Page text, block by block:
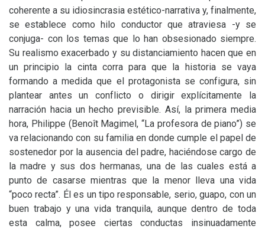
coherente a su idiosincrasia estético-narrativa y, finalmente,
se establece como hilo conductor que atraviesa -y se
conjuga- con los temas que lo han obsesionado siempre.
Su realismo exacerbado y su distanciamiento hacen que en
un principio la cinta corra para que la historia se vaya
formando a medida que el protagonista se configura, sin
plantear antes un conflicto o dirigir explícitamente la
narración hacia un hecho previsible. Así, la primera media
hora, Philippe (Benoît Magimel, “La profesora de piano”) se
va relacionando con su familia en donde cumple el papel de
sostenedor por la ausencia del padre, haciéndose cargo de
la madre y sus dos hermanas, una de las cuales está a
punto de casarse mientras que la menor lleva una vida
“poco recta”. Él es un tipo responsable, serio, guapo, con un
buen trabajo y una vida tranquila, aunque dentro de toda
esta calma, posee ciertas conductas insinuadamente